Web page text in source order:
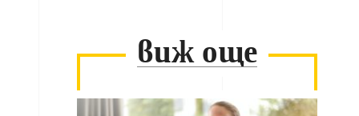
виж още